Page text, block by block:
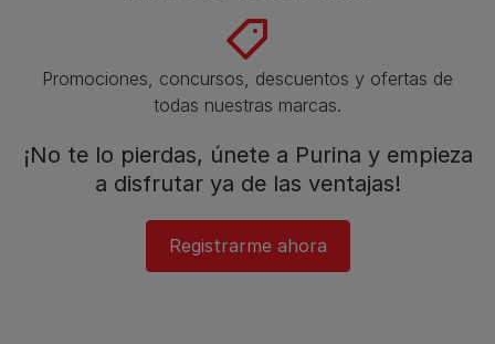
Promociones, concursos, descuentos y ofertas de
todas nuestras marcas.​
¡No te lo pierdas, únete a Purina y empieza
a disfrutar ya de las ventajas!​
Registrarme ahora